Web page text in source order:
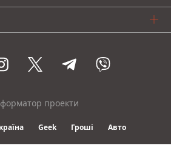
проекти
Geek Гроші Авто